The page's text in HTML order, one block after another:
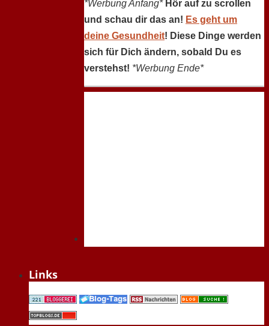
*Werbung Anfang* Hör auf zu scrollen
und schau dir das an! Es geht um
deine Gesundheit! Diese Dinge werden
sich für Dich ändern, sobald Du es
verstehst! *Werbung Ende*
Links